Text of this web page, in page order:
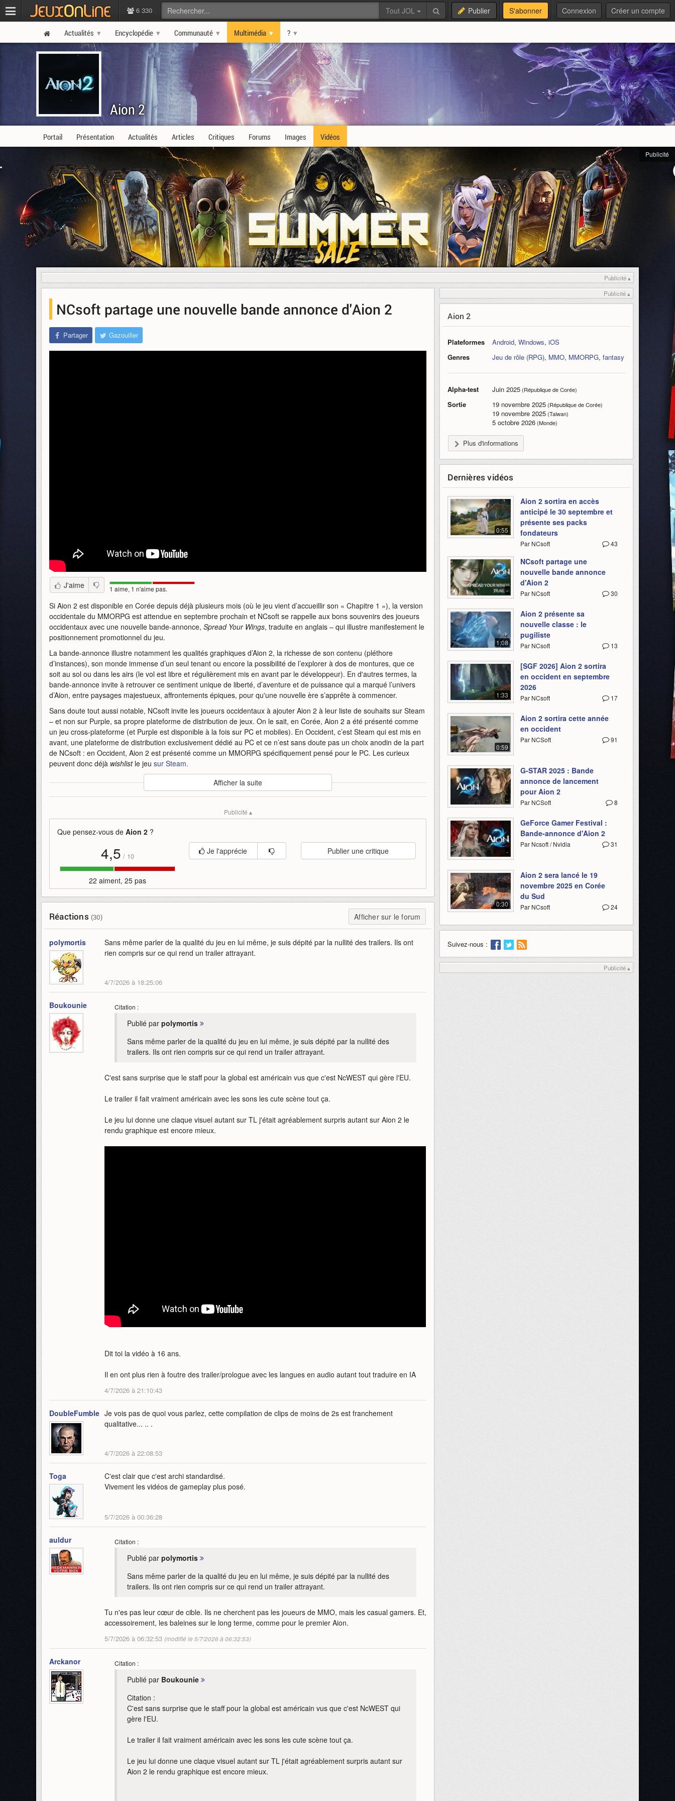
6 330 Tout JOL Publier S'abonner Connexion Créer un compte
Actualités Encyclopédie Communauté Multimédia ?
Aion 2
Portail Présentation Actualités Articles Critiques Forums Images Vidéos
Publicité
Publicité ▴
NCsoft partage une nouvelle bande annonce d'Aion 2
Partager Gazouiller
J'aime 1 aime, 1 n'aime pas.
Si Aion 2 est disponible en Corée depuis déjà plusieurs mois (où le jeu vient d’accueillir son « Chapitre 1 »), la version
occidentale du MMORPG est attendue en septembre prochain et NCsoft se rappelle aux bons souvenirs des joueurs
occidentaux avec une nouvelle bande-annonce, Spread Your Wings, traduite en anglais – qui illustre manifestement le
positionnement promotionnel du jeu.
La bande-annonce illustre notamment les qualités graphiques d’Aion 2, la richesse de son contenu (pléthore
d’instances), son monde immense d’un seul tenant ou encore la possibilité de l’explorer à dos de montures, que ce
soit au sol ou dans les airs (le vol est libre et régulièrement mis en avant par le développeur). En d'autres termes, la
bande-annonce invite à retrouver ce sentiment unique de liberté, d’aventure et de puissance qui a marqué l’univers
d’Aion, entre paysages majestueux, affrontements épiques, pour qu'une nouvelle ère s’apprête à commencer.
Sans doute tout aussi notable, NCsoft invite les joueurs occidentaux à ajouter Aion 2 à leur liste de souhaits sur Steam
– et non sur Purple, sa propre plateforme de distribution de jeux. On le sait, en Corée, Aion 2 a été présenté comme
un jeu cross-plateforme (et Purple est disponible à la fois sur PC et mobiles). En Occident, c’est Steam qui est mis en
avant, une plateforme de distribution exclusivement dédié au PC et ce n’est sans doute pas un choix anodin de la part
de NCsoft : en Occident, Aion 2 est présenté comme un MMORPG spécifiquement pensé pour le PC. Les curieux
peuvent donc déjà wishlistle jeu sur Steam.
Afficher la suite
Publicité ▴
Que pensez-vous de Aion 2 ?
4,5 / 10
22 aiment, 25 pas
Je l'apprécie Publier une critique
Réactions (30) Afficher sur le forum
polymortis
Sans même parler de la qualité du jeu en lui même, je suis dépité par la nullité des trailers. Ils ont
rien compris sur ce qui rend un trailer attrayant.
4/7/2026 à 18:25:06
Boukounie Citation :
Publié par polymortis
Sans même parler de la qualité du jeu en lui même, je suis dépité par la nullité des
trailers. Ils ont rien compris sur ce qui rend un trailer attrayant.
C'est sans surprise que le staff pour la global est américain vus que c'est NcWEST qui gère l'EU.
Le trailer il fait vraiment américain avec les sons les cute scène tout ça.
Le jeu lui donne une claque visuel autant sur TL j'était agréablement surpris autant sur Aion 2 le
rendu graphique est encore mieux.
Dit toi la vidéo à 16 ans.
Il en ont plus rien à foutre des trailer/prologue avec les langues en audio autant tout traduire en IA
4/7/2026 à 21:10:43
DoubleFumble Je vois pas de quoi vous parlez, cette compilation de clips de moins de 2s est franchement
qualitative... .. .
4/7/2026 à 22:08:53
Toga
C'est clair que c'est archi standardisé.
Vivement les vidéos de gameplay plus posé.
5/7/2026 à 00:36:28
auldur Citation :
Publié par polymortis
Sans même parler de la qualité du jeu en lui même, je suis dépité par la nullité des
trailers. Ils ont rien compris sur ce qui rend un trailer attrayant.
Tu n'es pas leur cœur de cible. Ils ne cherchent pas les joueurs de MMO, mais les casual gamers. Et,
accessoirement, les baleines sur le long terme, comme pour le premier Aion.
5/7/2026 à 06:32:53 (modifié le 5/7/2026 à 06:32:53)
Arckanor Citation :
Publié par Boukounie
Citation :
C'est sans surprise que le staff pour la global est américain vus que c'est NcWEST qui
gère l'EU.
Le trailer il fait vraiment américain avec les sons les cute scène tout ça.
Le jeu lui donne une claque visuel autant sur TL j'était agréablement surpris autant sur
Aion 2 le rendu graphique est encore mieux.
Publicité ▴
Aion 2
Plateformes Android,Windows,iOS
Genres
Jeu de rôle (RPG), MMO, MMORPG,fantasy
Alpha-test Juin 2025(République de Corée)
Sortie 19 novembre 2025(République de Corée)
19 novembre 2025(Taiwan)
5 octobre 2026(Monde)
Plus d'informations
Dernières vidéos
0:55
Aion 2 sortira en accès
anticipé le 30 septembre et
présente ses packs
fondateurs
43
Par NCsoft
-
NCsoft partage une
nouvelle bande annonce
d'Aion 2
30
Par NCsoft
1:08
Aion 2 présente sa
nouvelle classe : le
pugiliste
13
Par NCsoft
1:33
[SGF 2026] Aion 2 sortira
en occident en septembre
2026
17
Par NCsoft
0:59
Aion 2 sortira cette année
en occident
91
Par NCSoft
-
G-STAR 2025 : Bande
annonce de lancement
pour Aion 2
8
Par NCSoft
-
GeForce Gamer Festival :
Bande-annonce d'Aion 2
31
Par Ncsoft / Nvidia
0:30
Aion 2 sera lancé le 19
novembre 2025 en Corée
du Sud
24
Par NCsoft
Suivez-nous :
Publicité ▴